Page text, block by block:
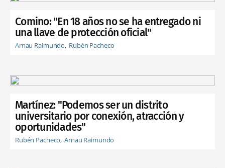
Comino: "En 18 años no se ha entregado ni
una llave de protección oficial"
Arnau Raimundo Rubén Pacheco
Martínez: "Podemos ser un distrito
universitario por conexión, atracción y
oportunidades"
Rubén Pacheco Arnau Raimundo